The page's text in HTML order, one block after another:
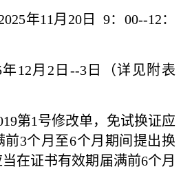
年11月20日 9：00--12：
12月2日--3日（详见附表
第1号修改单，免试换证应
3个月至6个月期间提出换
在证书有效期届满前6个月